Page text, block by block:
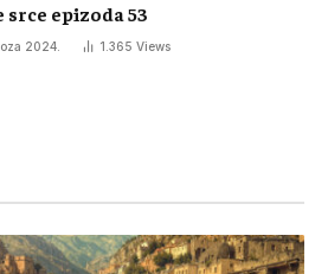
srce epizoda 53
2024. 1.365 Views